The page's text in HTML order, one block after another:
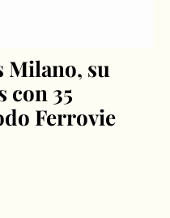
Milano, su
con 35
Ferrovie